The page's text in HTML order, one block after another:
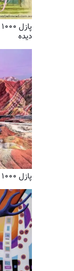
دیده
پازل ۱۰۰۰ تکه کوهستان رنگین کمانی - چین